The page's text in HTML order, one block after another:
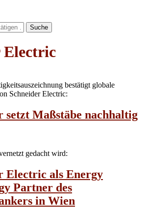
Suche
Electric
bestätigt globale
Schneider Electric:
setzt Maßstäbe nachhaltig
gedacht wird:
Electric als Energy
Partner des
in Wien